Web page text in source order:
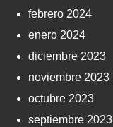
febrero 2024
enero 2024
diciembre 2023
noviembre 2023
octubre 2023
septiembre 2023